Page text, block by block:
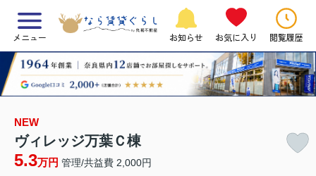
メニュー お知らせ お気に入り 閲覧履歴
NEW
ヴィレッジ万葉Ｃ棟
5.3万円 管理/共益費 2,000円